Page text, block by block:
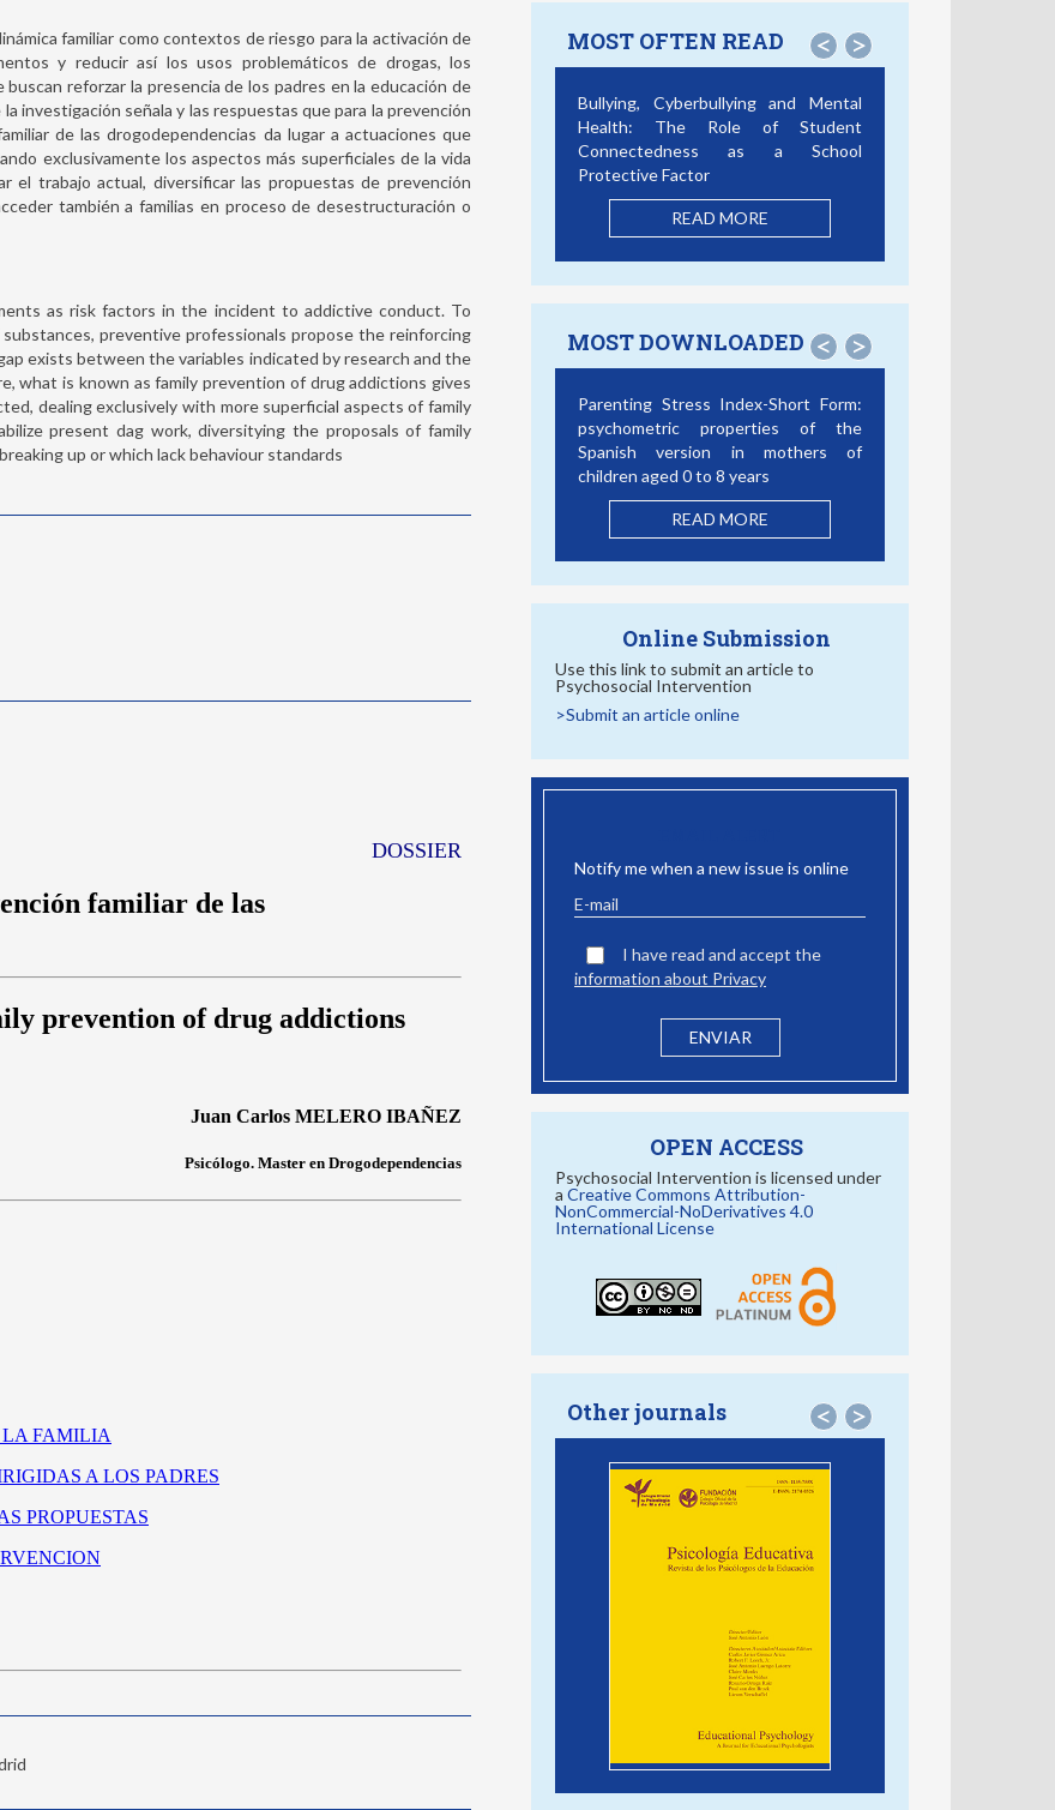
familiar como contextos de riesgo para la activación de
y reducir así los usos problemáticos de drogas, los
reforzar la presencia de los padres en la educación de
investigación señala y las respuestas que para la prevención
de las drogodependencias da lugar a actuaciones que
exclusivamente los aspectos más superficiales de la vida
el trabajo actual, diversificar las propuestas de prevención
también a familias en proceso de desestructuración o
as risk factors in the incident to addictive conduct. To
preventive professionals propose the reinforcing
exists between the variables indicated by research and the
what is known as family prevention of drug addictions gives
dealing exclusively with more superficial aspects of family
present dag work, diversitying the proposals of family
up or which lack behaviour standards
MOST OFTEN READ < >
Bullying, Cyberbullying and Mental
Health: The Role of Student
Connectedness as a School
Protective Factor
READ MORE
MOST DOWNLOADED < >
Parenting Stress Index-Short Form:
psychometric properties of the
Spanish version in mothers of
children aged 0 to 8 years
READ MORE
Online Submission
Use this link to submit an article to
Psychosocial Intervention
>Submit an article online
Notify me when a new issue is online
I have read and accept the
information about Privacy
OPEN ACCESS
Psychosocial Intervention is licensed under
a Creative Commons Attribution-
NonCommercial-NoDerivatives 4.0
International License
Other journals < >